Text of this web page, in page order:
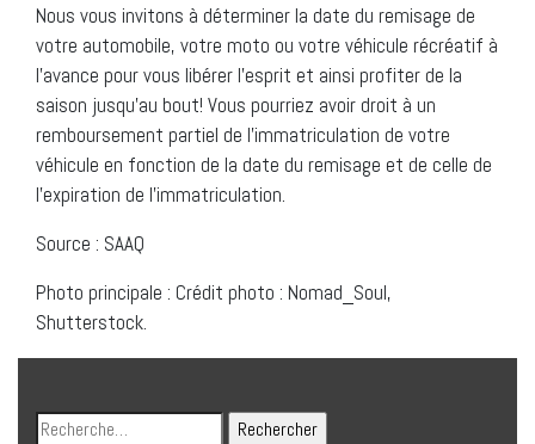
Nous vous invitons à déterminer la date du remisage de
votre automobile, votre moto ou votre véhicule récréatif à
l’avance pour vous libérer l’esprit et ainsi profiter de la
saison jusqu’au bout! Vous pourriez avoir droit à un
remboursement partiel de l’immatriculation de votre
véhicule en fonction de la date du remisage et de celle de
l’expiration de l’immatriculation.
Source : SAAQ
Photo principale : Crédit photo : Nomad_Soul,
Shutterstock.